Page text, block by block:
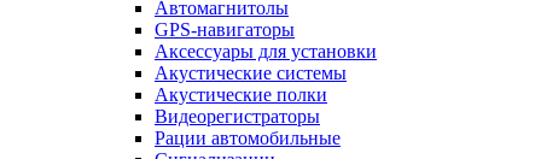
Автомагнитолы
GPS-навигаторы
Аксессуары для установки
Акустические системы
Акустические полки
Видеорегистраторы
Рации автомобильные